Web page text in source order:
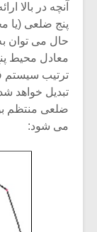
آنچه در بالا
پنج ضلعی (یا
حال می توان
معادل محیط
می شود: